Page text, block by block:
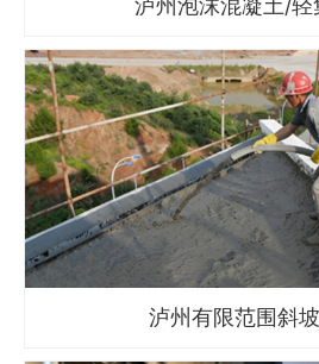
泸州泡沫混凝土/轻
泸州有限范围斜